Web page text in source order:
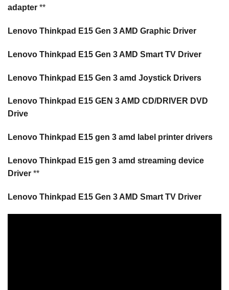
adapter **
Lenovo Thinkpad E15 Gen 3 AMD Graphic Driver
Lenovo Thinkpad E15 Gen 3 AMD Smart TV Driver
Lenovo Thinkpad E15 Gen 3 amd Joystick Drivers
Lenovo Thinkpad E15 GEN 3 AMD CD/DRIVER DVD
Drive
Lenovo Thinkpad E15 gen 3 amd label printer drivers
Lenovo Thinkpad E15 gen 3 amd streaming device
Driver **
Lenovo Thinkpad E15 Gen 3 AMD Smart TV Driver